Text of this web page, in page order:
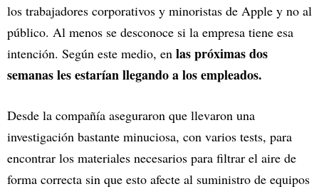
los trabajadores corporativos y minoristas de Apple y no al
público. Al menos se desconoce si la empresa tiene esa
intención. Según este medio, en las próximas dos
semanas les estarían llegando a los empleados.
Desde la compañía aseguraron que llevaron una
investigación bastante minuciosa, con varios tests, para
encontrar los materiales necesarios para filtrar el aire de
forma correcta sin que esto afecte al suministro de equipos